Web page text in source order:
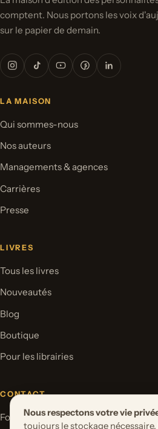
comptent. Nous portons les voix
sur le papier de demain.
LA MAISON
Qui sommes-nous
Nos auteurs
Managements & agences
Carrières
Presse
LIVRES
Tous les livres
Nouveautés
Blog
Boutique
Pour les librairies
CONTACT
Formulaire de contact
Nous respectons votre vie
toujours le stockage